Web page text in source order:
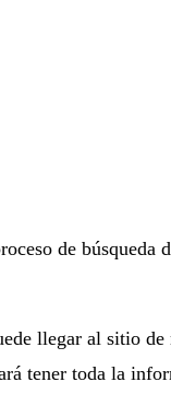
de búsqueda
llegar al sitio de
tener toda la